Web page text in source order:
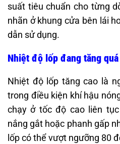
suất tiêu chuẩn cho từng
nhãn ở khung cửa bên lái
dẫn sử dụng.
Nhiệt độ lốp đang tăng
Nhiệt độ lốp tăng cao là
trong điều kiện khí hậu
chạy ở tốc độ cao liên
nắng gắt hoặc phanh gấp
lốp có thể vượt ngưỡng 80